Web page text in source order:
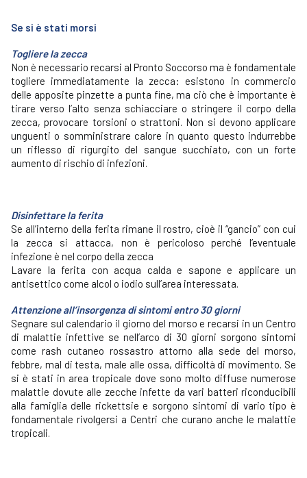
Se si è stati morsi
Togliere la zecca
Non è necessario recarsi al Pronto Soccorso ma è fondamentale
togliere immediatamente la zecca: esistono in commercio
delle apposite pinzette a punta fine, ma ciò che è importante è
tirare verso l’alto senza schiacciare o stringere il corpo della
zecca, provocare torsioni o strattoni. Non si devono applicare
unguenti o somministrare calore in quanto questo indurrebbe
un riflesso di rigurgito del sangue succhiato, con un forte
aumento di rischio di infezioni.
Disinfettare la ferita
Se all’interno della ferita rimane il rostro, cioè il “gancio” con cui
la zecca si attacca, non è pericoloso perché l’eventuale
infezione è nel corpo della zecca
Lavare la ferita con acqua calda e sapone e applicare un
antisettico come alcol o iodio sull’area interessata.
Attenzione all’insorgenza di sintomi entro 30 giorni
Segnare sul calendario il giorno del morso e recarsi in un Centro
di malattie infettive se nell’arco di 30 giorni sorgono sintomi
come rash cutaneo rossastro attorno alla sede del morso,
febbre, mal di testa, male alle ossa, difficoltà di movimento. Se
si è stati in area tropicale dove sono molto diffuse numerose
malattie dovute alle zecche infette da vari batteri riconducibili
alla famiglia delle rickettsie e sorgono sintomi di vario tipo è
fondamentale rivolgersi a Centri che curano anche le malattie
tropicali.